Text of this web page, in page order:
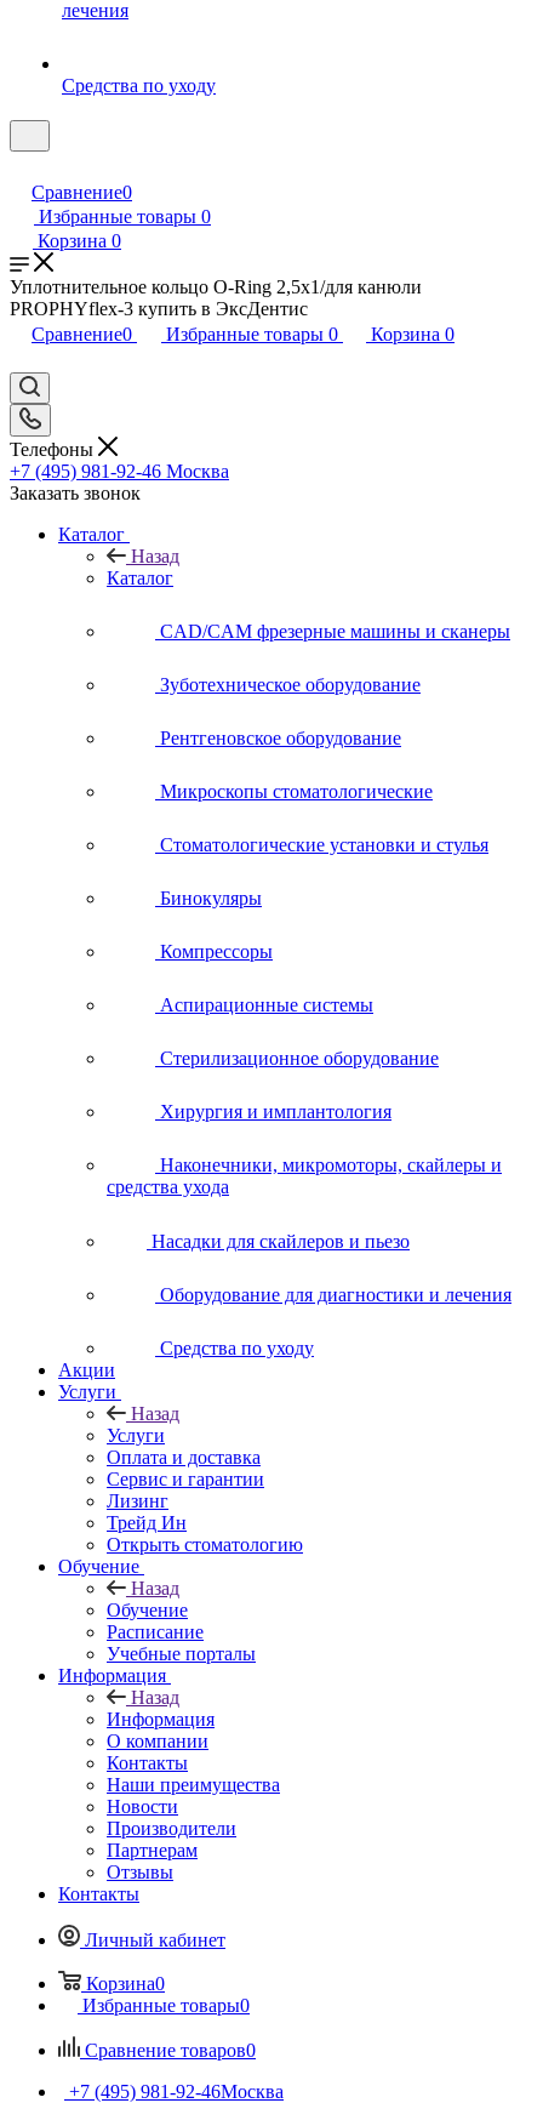
лечения
Средства по уходу
Сравнение0
Избранные товары 0
Корзина 0
Уплотнительное кольцо O-Ring 2,5x1/для канюли
PROPHYflex-3 купить в ЭксДентис
Сравнение0 Избранные товары 0 Корзина 0
Телефоны
+7 (495) 981-92-46 Москва
Заказать звонок
Каталог
Назад
Каталог
CAD/CAM фрезерные машины и сканеры
Зуботехническое оборудование
Рентгеновское оборудование
Микроскопы стоматологические
Стоматологические установки и стулья
Бинокуляры
Компрессоры
Аспирационные системы
Стерилизационное оборудование
Хирургия и имплантология
Наконечники, микромоторы, скайлеры и
средства ухода
Насадки для скайлеров и пьезо
Оборудование для диагностики и лечения
Средства по уходу
Акции
Услуги
Назад
Услуги
Оплата и доставка
Сервис и гарантии
Лизинг
Трейд Ин
Открыть стоматологию
Обучение
Назад
Обучение
Расписание
Учебные порталы
Информация
Назад
Информация
О компании
Контакты
Наши преимущества
Новости
Производители
Партнерам
Отзывы
Контакты
Личный кабинет
Корзина0
Избранные товары0
Сравнение товаров0
+7 (495) 981-92-46Москва